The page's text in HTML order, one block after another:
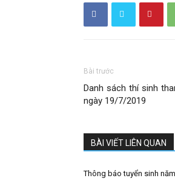
Bài trước
Danh sách thí sinh
ngày 19/7/2019
BÀI VIẾT LIÊN QUAN
Thông báo tuyển sinh